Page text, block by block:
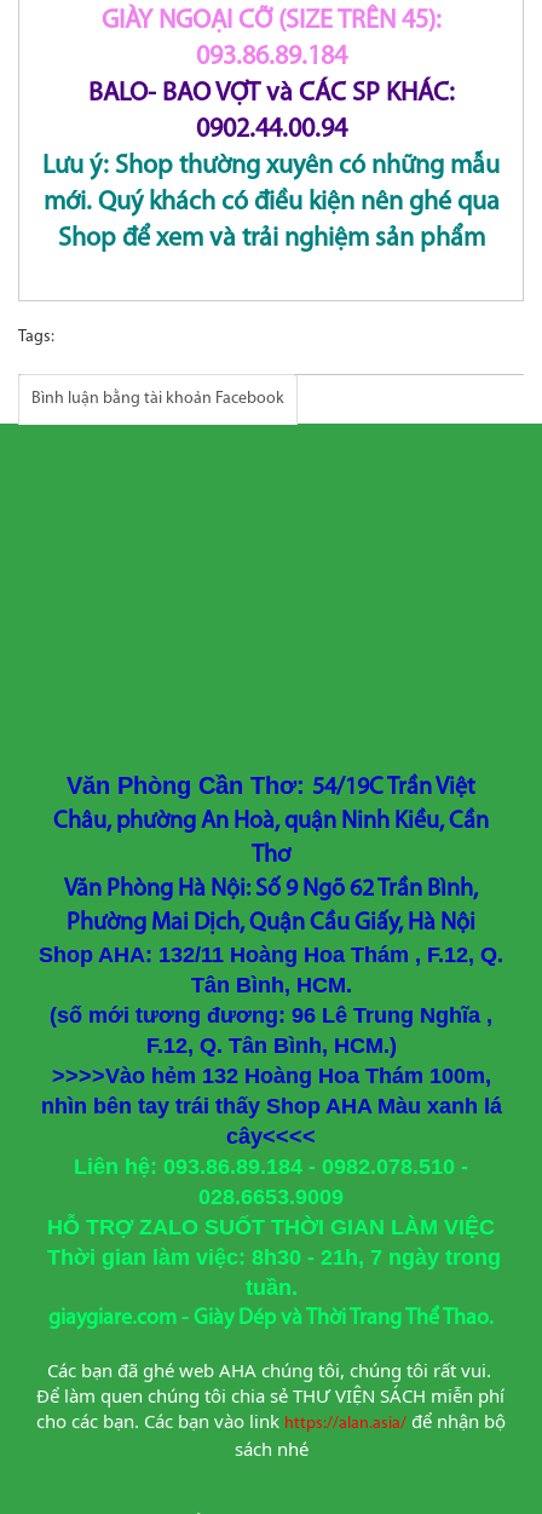
GIÀY NGOẠI CỠ (SIZE TRÊN 45):
093.86.89.184
BALO- BAO VỢT và CÁC SP KHÁC:
0902.44.00.94
Lưu ý: Shop thường xuyên có những mẫu
mới. Quý khách có điều kiện nên ghé qua
Shop để xem và trải nghiệm sản phẩm
Tags:
Bình luận bằng tài khoản Facebook
Văn Phòng Cần Thơ: 54/19C Trần Việt
Châu, phường An Hoà, quận Ninh Kiều, Cần
Thơ
Văn Phòng Hà Nội: Số 9 Ngõ 62 Trần Bình,
Phường Mai Dịch, Quận Cầu Giấy, Hà Nội
Shop AHA: 132/11 Hoàng Hoa Thám , F.12, Q.
Tân Bình, HCM.
(số mới tương đương: 96 Lê Trung Nghĩa ,
F.12, Q. Tân Bình, HCM.)
>>>>Vào hẻm 132 Hoàng Hoa Thám 100m,
nhìn bên tay trái thấy Shop AHA Màu xanh lá
cây<<<<
Liên hệ: 093.86.89.184 - 0982.078.510 -
028.6653.9009
HỖ TRỢ ZALO SUỐT THỜI GIAN LÀM VIỆC
Thời gian làm việc: 8h30 - 21h, 7 ngày trong
tuần.
giaygiare.com - Giày Dép và Thời Trang Thể Thao.
Các bạn đã ghé web AHA chúng tôi, chúng tôi rất vui.
Để làm quen chúng tôi chia sẻ THƯ VIỆN SÁCH miễn phí
cho các bạn. Các bạn vào link https://alan.asia/ để nhận bộ
sách nhé